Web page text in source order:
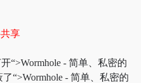
享
“>Wormhole - 简单、私密的
“>Wormhole - 简单、私密的